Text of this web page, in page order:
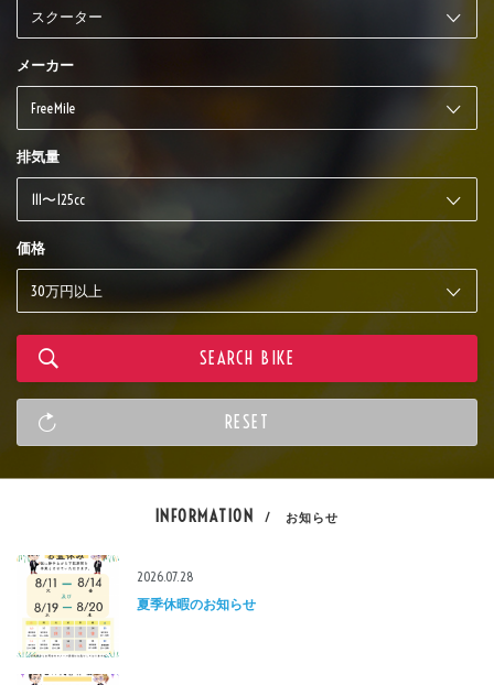
メーカー
排気量
価格
INFORMATION / お知らせ
2026.07.28
夏季休暇のお知らせ